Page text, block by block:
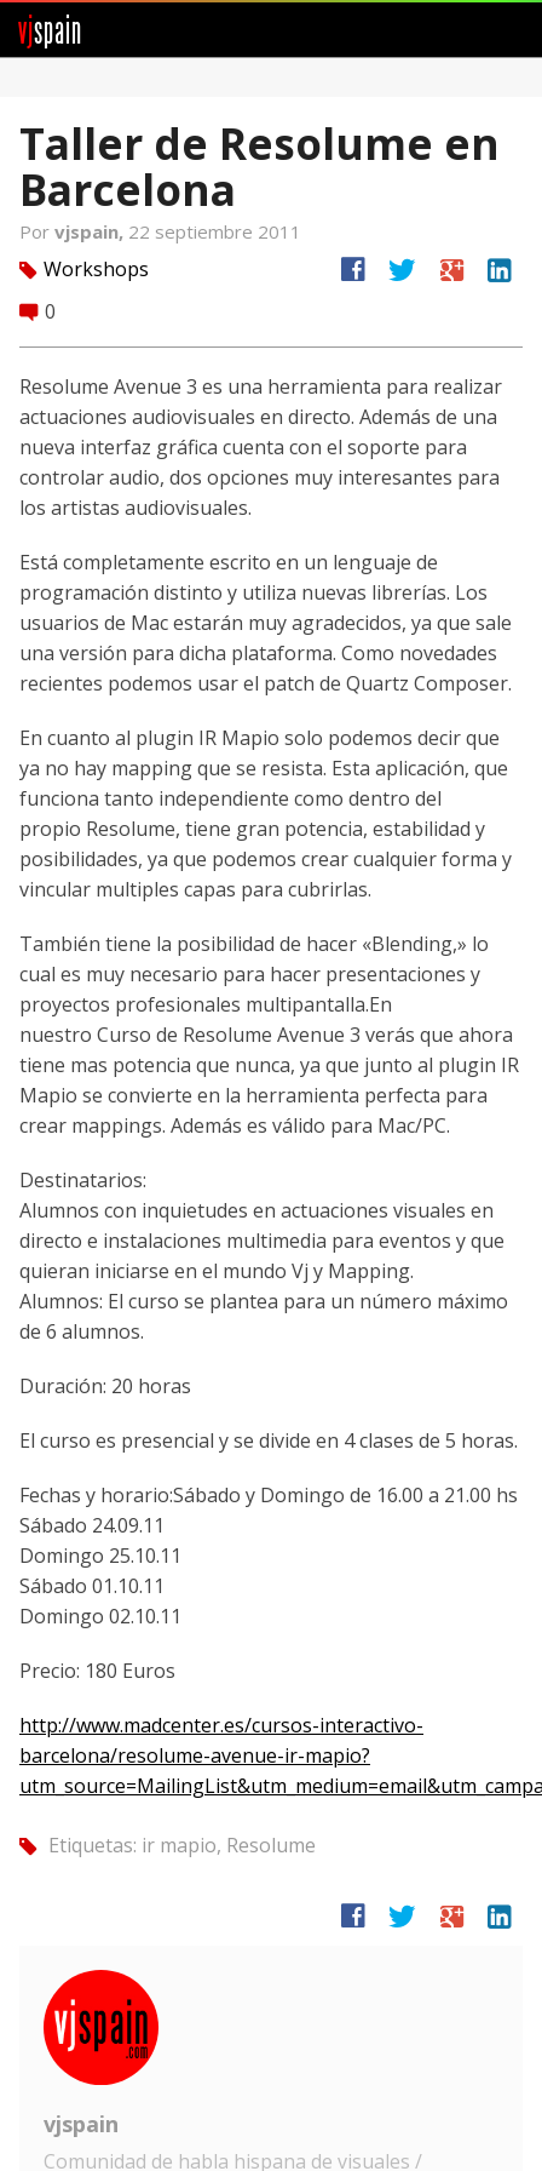
vjspain
Foros
Noticias
Vjspain
Ayuda
Contacto
Taller de Resolume en
Barcelona
Por vjspain, 22 septiembre 2011
tag Workshops
comment 0
facebook twitter google linkedin
Resolume Avenue 3 es una herramienta para realizar
actuaciones audiovisuales en directo. Además de una
nueva interfaz gráfica cuenta con el soporte para
controlar audio, dos opciones muy interesantes para
los artistas audiovisuales.
Está completamente escrito en un lenguaje de
programación distinto y utiliza nuevas librerías. Los
usuarios de Mac estarán muy agradecidos, ya que sale
una versión para dicha plataforma. Como novedades
recientes podemos usar el patch de Quartz Composer.
En cuanto al plugin IR Mapio solo podemos decir que
ya no hay mapping que se resista. Esta aplicación, que
funciona tanto independiente como dentro del
propio Resolume, tiene gran potencia, estabilidad y
posibilidades, ya que podemos crear cualquier forma y
vincular multiples capas para cubrirlas.
También tiene la posibilidad de hacer «Blending,» lo
cual es muy necesario para hacer presentaciones y
proyectos profesionales multipantalla.En
nuestro Curso de Resolume Avenue 3 verás que ahora
tiene mas potencia que nunca, ya que junto al plugin IR
Mapio se convierte en la herramienta perfecta para
crear mappings. Además es válido para Mac/PC.
Destinatarios:
Alumnos con inquietudes en actuaciones visuales en
directo e instalaciones multimedia para eventos y que
quieran iniciarse en el mundo Vj y Mapping.
Alumnos: El curso se plantea para un número máximo
de 6 alumnos.
Duración: 20 horas
El curso es presencial y se divide en 4 clases de 5 horas.
Fechas y horario:Sábado y Domingo de 16.00 a 21.00 hs
Sábado 24.09.11
Domingo 25.10.11
Sábado 01.10.11
Domingo 02.10.11
Precio: 180 Euros
http://www.madcenter.es/cursos-interactivo-
barcelona/resolume-avenue-ir-mapio?
tag Etiquetas: ir mapio, Resolume
facebook twitter google linkedin
vjspain
Comunidad de habla hispana de visuales /